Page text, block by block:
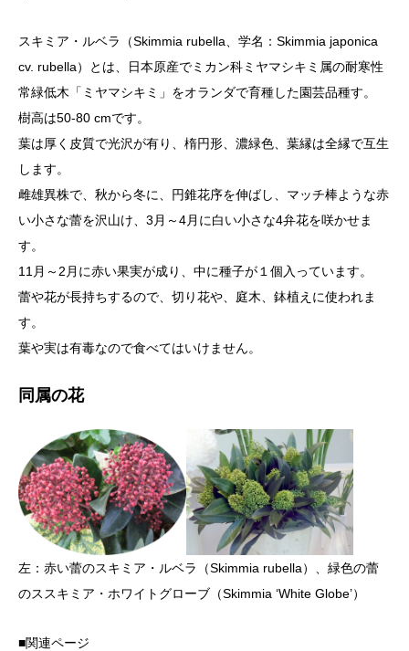
スキミア・ルベラ（Skimmia rubella、学名：Skimmia japonica
cv. rubella）とは、日本原産でミカン科ミヤマシキミ属の耐寒性
常緑低木「ミヤマシキミ」をオランダで育種した園芸品種す。
樹高は50-80 cmです。
葉は厚く皮質で光沢が有り、楕円形、濃緑色、葉縁は全縁で互生
します。
雌雄異株で、秋から冬に、円錐花序を伸ばし、マッチ棒ような赤
い小さな蕾を沢山け、3月～4月に白い小さな4弁花を咲かせま
す。
11月～2月に赤い果実が成り、中に種子が１個入っています。
蕾や花が長持ちするので、切り花や、庭木、鉢植えに使われま
す。
葉や実は有毒なので食べてはいけません。
同属の花
左：赤い蕾のスキミア・ルベラ（Skimmia rubella）、緑色の蕾
のススキミア・ホワイトグローブ（Skimmia ‘White Globe’）
■関連ページ